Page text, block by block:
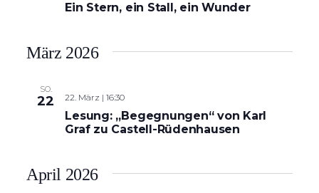
Ein Stern, ein Stall, ein Wunder
März 2026
SO.
22 22. März | 16:30
Lesung: „Begegnungen“ von Karl
Graf zu Castell-Rüdenhausen
April 2026